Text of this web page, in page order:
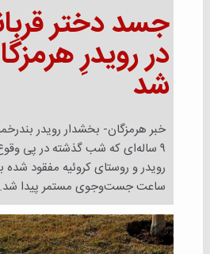
جسد دختر
در رویدرِ
شد
خبر هرمزگان- بخشدار رویدر
۹ ساله‌ای که شب گذشته در پی
ساعت جست‌وجوی مستمر پیدا شد.